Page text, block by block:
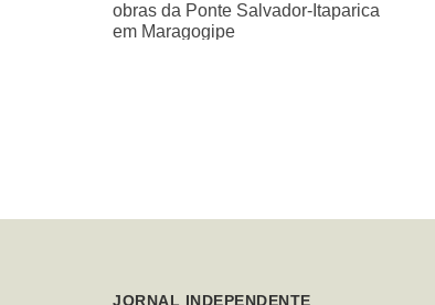
obras da Ponte Salvador-Itaparica
em Maragogipe
JORNAL INDEPENDENTE